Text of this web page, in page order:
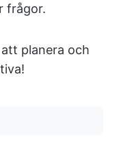
frågor.
planera och